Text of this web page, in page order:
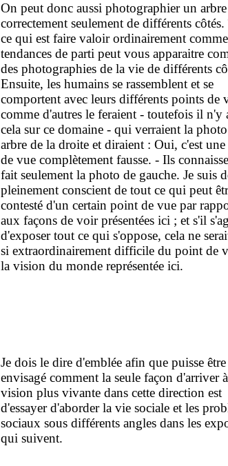
On peut donc aussi photographier un arbre
correctement seulement de différents
ce qui est faire valoir ordinairement
tendances de parti peut vous apparaitre
des photographies de la vie de différents
Ensuite, les humains se rassemblent et se
comportent avec leurs différents points de
comme d'autres le feraient - toutefois il n'y
cela sur ce domaine - qui verraient la
arbre de la droite et diraient : Oui, c'est une
de vue complètement fausse. - Ils
fait seulement la photo de gauche. Je suis
pleinement conscient de tout ce qui peut
contesté d'un certain point de vue par
aux façons de voir présentées ici ; et s'il
d'exposer tout ce qui s'oppose, cela ne
si extraordinairement difficile du point de
la vision du monde représentée ici.
Je dois le dire d'emblée afin que puisse être
envisagé comment la seule façon d'arriver
vision plus vivante dans cette direction est
d'essayer d'aborder la vie sociale et les
sociaux sous différents angles dans les
qui suivent.